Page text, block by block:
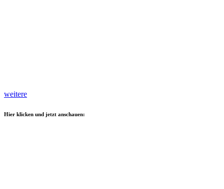
weitere
Hier klicken und jetzt anschauen: